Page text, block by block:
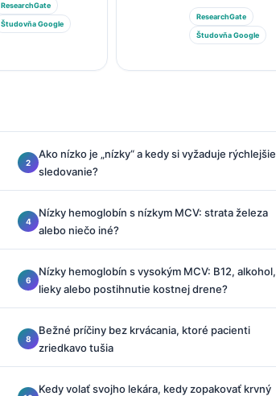
ResearchGate
Študovňa Google
ResearchGate
Študovňa Google
Ako nízko je „nízky“ a kedy si vyžaduje rýchlejšie
sledovanie?
Nízky hemoglobín s nízkym MCV: strata železa
alebo niečo iné?
Nízky hemoglobín s vysokým MCV: B12, alkohol,
lieky alebo postihnutie kostnej drene?
Bežné príčiny bez krvácania, ktoré pacienti
zriedkavo tušia
Kedy volať svojho lekára, kedy zopakovať krvný